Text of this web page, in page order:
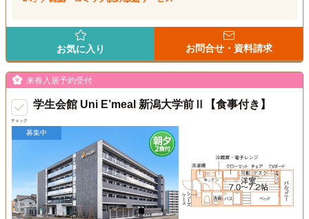
お気に入り お問合せ・資料請求
チェック
来春入居予約受付
学生会館 Uni E’meal 新潟大学前Ⅱ【食事付き】
募集中